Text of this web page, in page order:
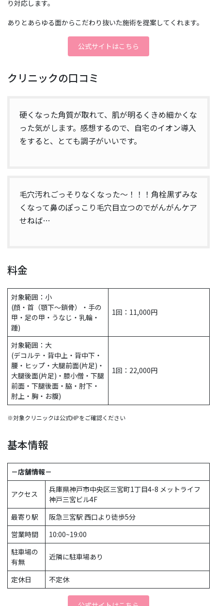
り対応します。
ありとあらゆる面からこだわり抜いた施術を提案してくれます。
公式サイトはこちら
クリニックの口コミ
硬くなった角質が取れて、肌が明るくきめ細かくな
った気がします。感想するので、自宅のイオン導入
をすると、とても調子がいいです。
毛穴汚れごっそりなくなった〜！！！角栓黒ずみな
くなって鼻のぽっこり毛穴目立つのでがんがんケア
せねば…
料金
対象範囲：小
(顔・首（顎下～鎖骨）・手の
甲・足の甲・うなじ・乳輪・
踵)
1回：11,000円
対象範囲：大
(デコルテ・背中上・背中下・
腰・ヒップ・大腿前面(片足)・
大腿後面(片足)・膝小僧・下腿
前面・下腿後面・脇・肘下・
肘上・胸・お腹)
1回：22,000円
※対象クリニックは公式HPをご確認ください
基本情報
－店舗情報－
アクセス
兵庫県神戸市中央区三宮町1丁目4-8 メットライフ
神戸三宮ビル4F
最寄り駅
阪急三宮駅 西口より徒歩5分
営業時間
10:00~19:00
駐車場の
有無
近隣に駐車場あり
定休日 不定休